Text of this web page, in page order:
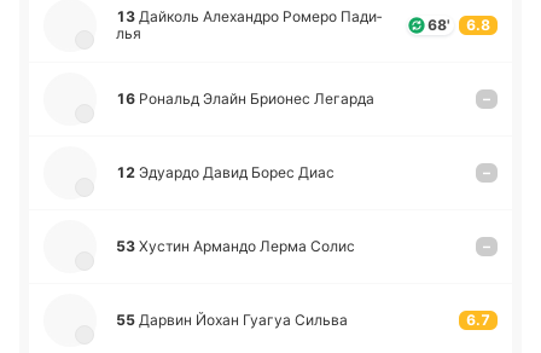
13 Дай­коль Але­ха­ндро Ромеро Па­ди­
лья
68' 6.8
16 Ро­нальд Элайн Брио­нес Ле­га­рда –
12 Эдуа­рдо Давид Борес Диас –
53 Хустин Арма­ндо Лерма Солис –
55 Дарвин Йохан Гуагуа Сильва 6.7